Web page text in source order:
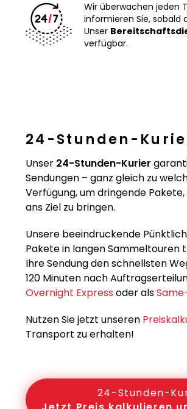
Wir überwachen jeden
informieren Sie, sobald
Unser
verfügbar.
24-Stunden-
Unser 24-Stunden-Kurier
Sendungen – ganz gleich zu
Verfügung, um dringende
ans Ziel zu bringen.
Unsere beeindruckende
Pakete in langen Sammeltouren
Ihre Sendung den schnellsten
120 Minuten nach
Overnight Express oder als
Nutzen Sie jetzt unseren
Transport zu erhalten!
24-Stunden-